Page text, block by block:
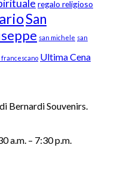
regalo religioso
San
san michele san
Ultima Cena
Bernardi Souvenirs.
a.m. – 7:30 p.m.